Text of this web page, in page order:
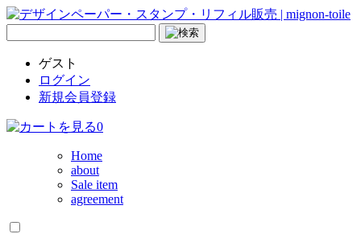
ゲスト
ログイン
新規会員登録
0
Home
about
Sale item
agreement